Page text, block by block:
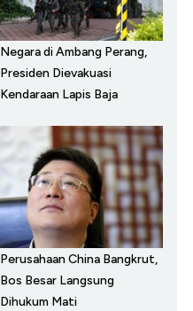
Negara di Ambang Perang,
Presiden Dievakuasi
Kendaraan Lapis Baja
Perusahaan China Bangkrut,
Bos Besar Langsung
Dihukum Mati